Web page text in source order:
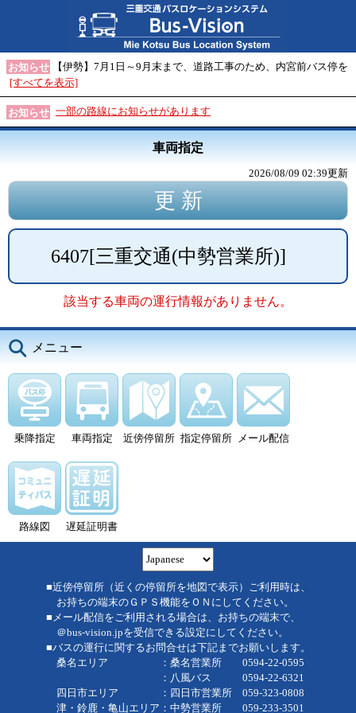
お知らせ
【伊勢】7月1日～9月末まで、道路工事のため、内宮前バス停を
[すべてを表示]
お知らせ 一部の路線にお知らせがあります
車両指定
2026/08/09 02:39更新
6407[三重交通(中勢営業所)]
該当する車両の運行情報がありません。
メニュー
乗降指定 車両指定 近傍停留所 指定停留所 メール配信
路線図 遅延証明書
■近傍停留所（近くの停留所を地図で表示）ご利用時は、
お持ちの端末のＧＰＳ機能をＯＮにしてください。
■メール配信をご利用される場合は、お持ちの端末で、
＠bus-vision.jpを受信できる設定にしてください。
■バスの運行に関するお問合せは下記までお願いします。
桑名エリア ：桑名営業所 0594-22-0595
：八風バス 0594-22-6321
四日市エリア ：四日市営業所 059-323-0808
津・鈴鹿・亀山エリア：中勢営業所 059-233-3501